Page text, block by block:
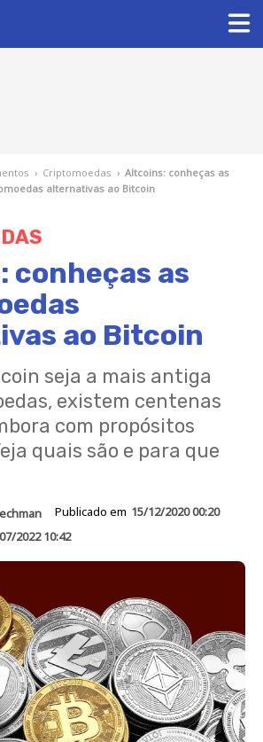
› Criptomoedas › Altcoins: conheças as
alternativas ao Bitcoin
conheças as
ao Bitcoin
seja a mais antiga
existem centenas
com propósitos
quais são e para que
Publicado em 15/12/2020 00:20
2022 10:42